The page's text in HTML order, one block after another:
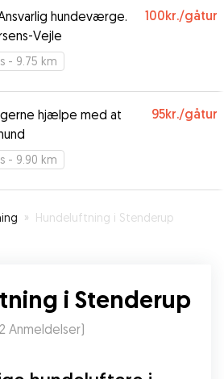
hundeværge.
Vejle
100kr./gåtur
- 9.75 km
hjælpe med at
95kr./gåtur
- 9.90 km
» Hundeluftning i Stenderup
i Stenderup
Anmeldelser)